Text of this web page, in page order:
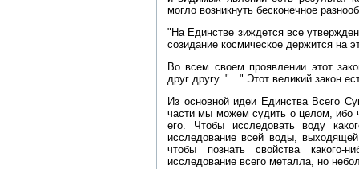
могло возникнуть бесконечное
"На Единстве зиждется все
созидание космическое держится на
Во всем своем проявлении этот
друг другу. "…" Этот великий закон
Из основной идеи Единства Всего
части мы можем судить о целом, ибо
его. Чтобы исследовать воду
исследование всей воды,
чтобы познать свойства
исследование всего металла, но